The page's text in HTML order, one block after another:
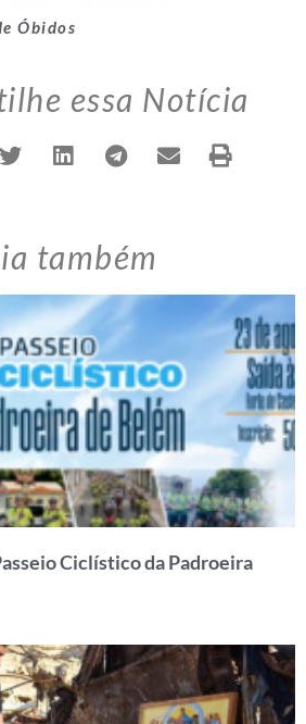
Óbidos
essa Notícia
também
Ciclístico da Padroeira